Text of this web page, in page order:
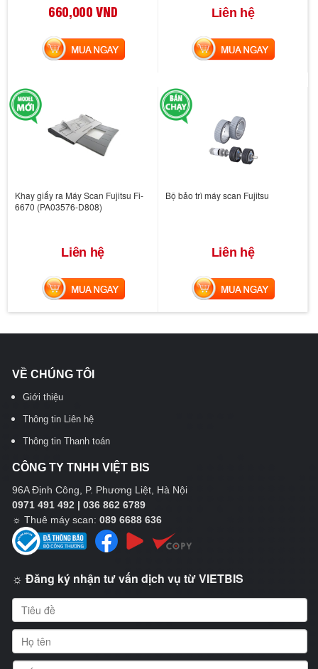
660,000 VND
MUA NGAY
Liên hệ
MUA NGAY
Khay giấy ra Máy Scan Fujitsu Fi-
6670 (PA03576-D808)
Liên hệ
MUA NGAY
Bộ bảo trì máy scan Fujitsu
Liên hệ
MUA NGAY
VỀ CHÚNG TÔI
Giới thiệu
Thông tin Liên hệ
Thông tin Thanh toán
CÔNG TY TNHH VIỆT BIS
96A Định Công, P. Phương Liệt, Hà Nội
0971 491 492 | 036 862 6789
☼ Thuê máy scan: 089 6688 636
☼ Đăng ký nhận tư vấn dịch vụ từ VIETBIS